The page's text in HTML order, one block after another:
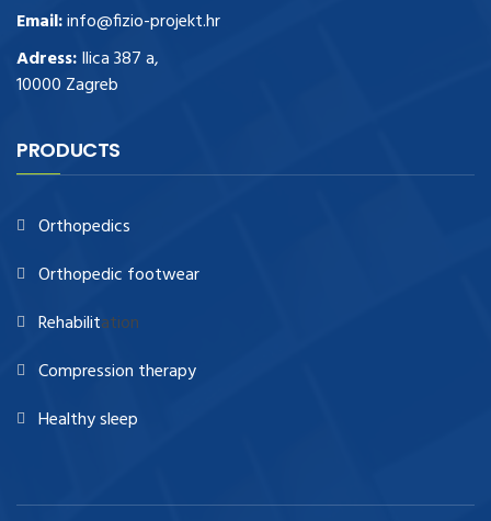
Email:info@fizio-projekt.hr
Adress:Ilica 387 a,
10000 Zagreb
PRODUCTS
Orthopedics
Orthopedic footwear
Rehabilitation
Compression therapy
Healthy sleep